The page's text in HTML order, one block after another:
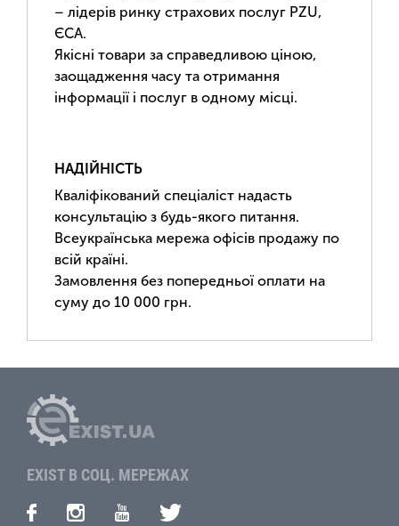
– лідерів ринку страхових послуг PZU,
ЄСА.
Якісні товари за справедливою ціною,
заощадження часу та отримання
інформації і послуг в одному місці.
НАДІЙНІСТЬ
Кваліфікований спеціаліст надасть
консультацію з будь-якого питання.
Всеукраїнська мережа офісів продажу по
всій країні.
Замовлення без попередньої оплати на
суму до 10 000 грн.
EXIST В СОЦ. МЕРЕЖАХ